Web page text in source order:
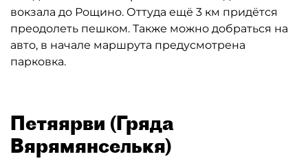
вокзала до Рощино. Оттуда ещё 3 км придётся
преодолеть пешком. Также можно добраться на
авто, в начале маршрута предусмотрена
парковка.
Петяярви (Гряда
Вярямянселькя)